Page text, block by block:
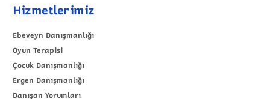
Hizmetlerimiz
Ebeveyn Danışmanlığı
Oyun Terapisi
Çocuk Danışmanlığı
Ergen Danışmanlığı
Danışan Yorumları